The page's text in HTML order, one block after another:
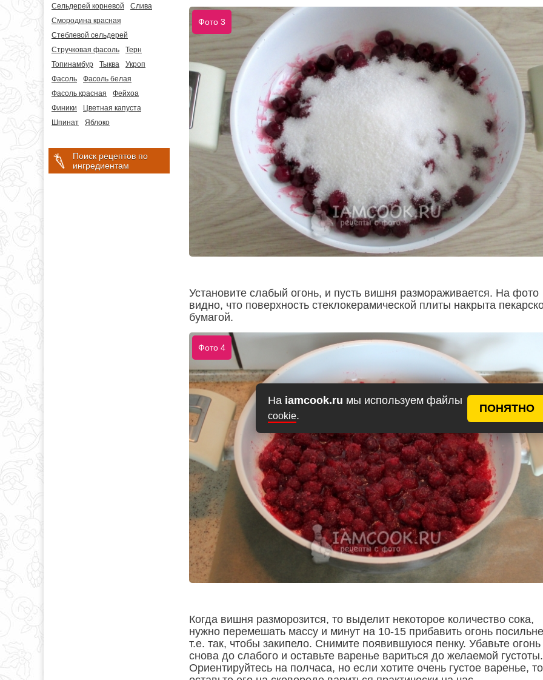
На iamcook.ru мы используем файлы
cookie.
ПОНЯТНО
Сельдерей корневой
Слива
Смородина красная
Стеблевой сельдерей
Стручковая фасоль
Терн
Топинамбур
Тыква
Укроп
Фасоль
Фасоль белая
Фасоль красная
Фейхоа
Финики
Цветная капуста
Шпинат
Яблоко
Поиск рецептов по
ингредиентам
Фото 3
Установите слабый огонь, и пусть вишня размораживается. На фото
видно, что поверхность стеклокерамической плиты накрыта
бумагой.
Фото 4
Когда вишня разморозится, то выделит некоторое количество сока,
нужно перемешать массу и минут на 10-15 прибавить огонь
т.е. так, чтобы закипело. Снимите появившуюся пенку. Убавьте огонь
снова до слабого и оставьте варенье вариться до желаемой густоты.
Ориентируйтесь на полчаса, но если хотите очень густое варенье, то